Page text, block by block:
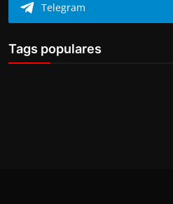
Telegram
Tags populares